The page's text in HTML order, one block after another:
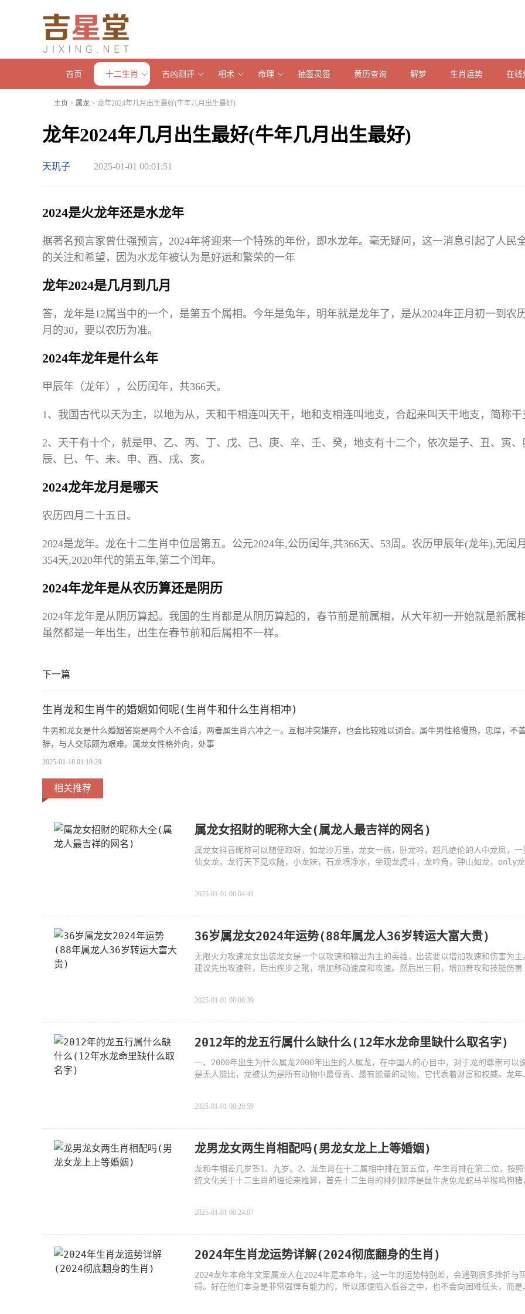
首页 十二生肖 吉凶测评 相术 命理 抽签灵签 黄历查询 解梦 生肖运势 在线
主页 > 属龙 > 龙年2024年几月出生最好(牛年几月出生最好)
龙年2024年几月出生最好(牛年几月出生最好)
天玑子 2025-01-01 00:01:51
2024是火龙年还是水龙年
据著名预言家曾仕强预言，2024年将迎来一个特殊的年份，即水龙年。毫无疑问，这一消息引起了人民
的关注和希望，因为水龙年被认为是好运和繁荣的一年
龙年2024是几月到几月
答，龙年是12属当中的一个，是第五个属相。今年是兔年，明年就是龙年了，是从2024年正月初一到农
月的30，要以农历为准。
2024年龙年是什么年
甲辰年（龙年），公历闰年，共366天。
1、我国古代以天为主，以地为从，天和干相连叫天干，地和支相连叫地支，合起来叫天干地支，简称干
2、天干有十个，就是甲、乙、丙、丁、戊、己、庚、辛、壬、癸，地支有十二个，依次是子、丑、寅、
辰、巳、午、未、申、酉、戌、亥。
2024龙年龙月是哪天
农历四月二十五日。
2024是龙年。龙在十二生肖中位居第五。公元2024年,公历闰年,共366天、53周。农历甲辰年(龙年),无闰
354天,2020年代的第五年,第二个闰年。
2024年龙年是从农历算还是阴历
2024年龙年是从阴历算起。我国的生肖都是从阴历算起的，春节前是前属相，从大年初一开始就是新属相
虽然都是一年出生，出生在春节前和后属相不一样。
下一篇
生肖龙和生肖牛的婚姻如何呢(生肖牛和什么生肖相冲)
牛男和龙女是什么婚姻答案是两个人不合适，两者属生肖六冲之一。互相冲突嫌弃，也会比较难以调合。属牛男性格慢热，忠厚，不
辞，与人交际颇为艰难。属龙女性格外向，处事
2025-01-18 01:18:29
相关推荐
属龙女招财的昵称大全(属龙人最吉祥的网名)
属龙女抖音昵称可以随便取呀，如龙沙万里，龙女一族，卧龙吟，超凡绝伦的人中龙凤，一
仙女龙，龙行天下见欢随，小龙妹，石龙喷净水，坐观龙虎斗，龙吟角，钟山如龙，only
2025-01-01 00:04:41
36岁属龙女2024年运势(88年属龙人36岁转运大富大贵)
无限火力攻速龙女出装龙女是一个以攻速和输出为主的英雄，出装要以增加攻速和伤害为主
建议先出攻速鞋，后出疾步之靴，增加移动速度和攻速。然后出三相，增加普攻和技能伤害
2025-01-01 00:06:39
2012年的龙五行属什么缺什么(12年水龙命里缺什么取名字)
一、2000年出生为什么属龙2000年出生的人属龙，在中国人的心目中，对于龙的尊崇可以
是无人能比，龙被认为是所有动物中最尊贵、最有能量的动物，它代表着财富和权威。龙年
2025-01-01 00:20:59
龙男龙女两生肖相配吗(男龙女龙上上等婚姻)
龙和牛相差几岁答1、九岁。2、龙生肖在十二属相中排在第五位，牛生肖排在第二位，按
统文化关于十二生肖的理论来推算，首先十二生肖的排列顺序是鼠牛虎兔龙蛇马羊猴鸡狗猪
2025-01-01 00:24:07
2024年生肖龙运势详解(2024彻底翻身的生肖)
2024龙年本命年文案属龙人在2024年是本命年，这一年的运势特别差，会遇到很多挫折与
碍。好在他们本身是非常强悍有能力的，所以即便陷入低谷之中，也不会向困难低头，而是